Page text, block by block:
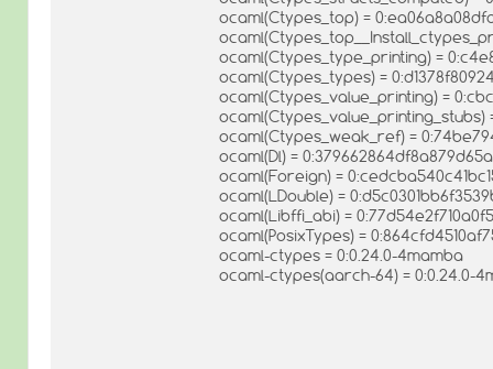
ocaml(Ctypes_top) =
ocaml(Ctypes_type_printing) =
ocaml(Ctypes_types) =
ocaml(Ctypes_value_printing) =
ocaml(Ctypes_value_printing_stubs)
ocaml(Ctypes_weak_ref) =
ocaml(Dl) =
ocaml(Foreign) =
ocaml(LDouble) =
ocaml(Libffi_abi) =
ocaml(PosixTypes) =
ocaml-ctypes = 0:0.24.0-4mamba
ocaml-ctypes(aarch-64) = 0:0.24.0-